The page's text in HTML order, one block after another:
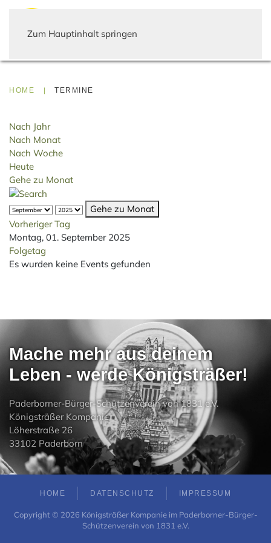
Zum Hauptinhalt springen
HOME TERMINE
Nach Jahr
Nach Monat
Nach Woche
Heute
Gehe zu Monat
Gehe zu Monat
Vorheriger Tag
Montag, 01. September 2025
Folgetag
Es wurden keine Events gefunden
Mache mehr aus deinem
Leben - werde Königsträßer!
Paderborner-Bürger-Schützenverein von 1831 e.V.
Königsträßer Kompanie
Löherstraße 26
33102 Paderborn
HOME DATENSCHUTZ IMPRESSUM
Copyright © 2026 Königsträßer Kompanie im Paderborner-Bürger-
Schützenverein von 1831 e.V.